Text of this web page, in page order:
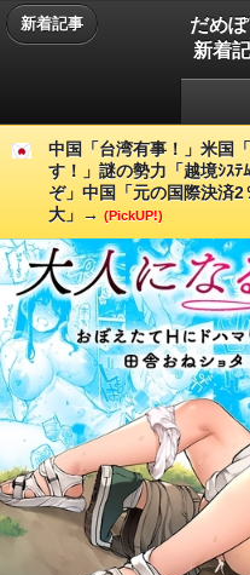
新着記事
だめ
新着
中国「台湾有事！」米国
す！」謎の勢力「越境ｼｽ
ぞ」中国「元の国際決済
大」→ (PickUP!)